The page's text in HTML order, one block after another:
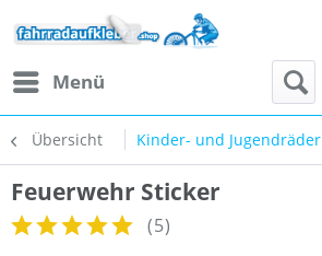
Menü
Übersicht Kinder- und Jugendräder
Feuerwehr Sticker
(5)